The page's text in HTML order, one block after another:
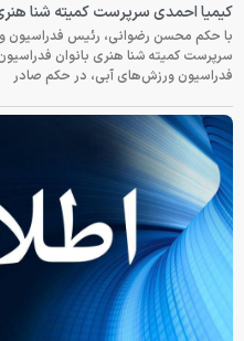
کیمیا احمدی سرپرست کمیته شنا
با حکم محسن رضوانی، رئیس فدراسیون
سرپرست کمیته شنا هنری بانوان
فدراسیون ورزش‌های آبی، در حکم صادر